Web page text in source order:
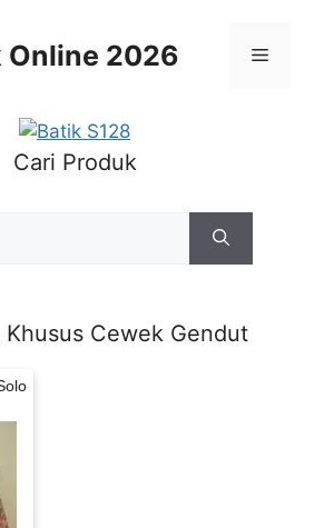
Online 2026 Menu
Cari Produk
Khusus Cewek Gendut